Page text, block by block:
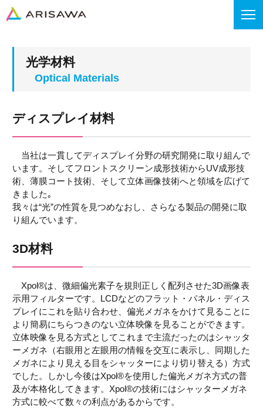
光学材料
ディスプレイ材料
当社は一貫してディスプレイ分野の研究開発に取り組んで
います。そしてフロントスクリーン成形技術からUV成形技
術、薄膜コート技術、そして立体画像技術へと領域を広げて
きました｡
我々は“光”の性質を見つめなおし、さらなる製品の開発に取
り組んでいます。
3D材料
Xpol®は、微細偏光素子を規則正しく配列させた3D画像表
示用フィルターです。LCDなどのフラット・パネル・ディス
プレイにこれを貼り合わせ、偏光メガネをかけて見ることに
より簡易にちらつきのない立体映像を見ることができます。
立体映像を見る方式としてこれまで主流だったのはシャッタ
ーメガネ（右眼用と左眼用の情報を交互に表示し、同期した
メガネにより見える目をシャッターにより切り替える）方式
でした。しかし今後はXpol®を使用した偏光メガネ方式の普
及が本格化してきます。Xpol®の技術にはシャッターメガネ
方式に較べて数々の利点があるからです。